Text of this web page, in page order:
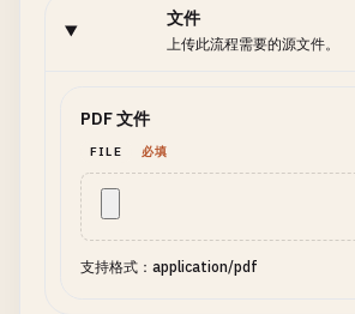
文件
上传此流程需要的源文件。
PDF 文件
FILE 必填
支持格式：application/pdf